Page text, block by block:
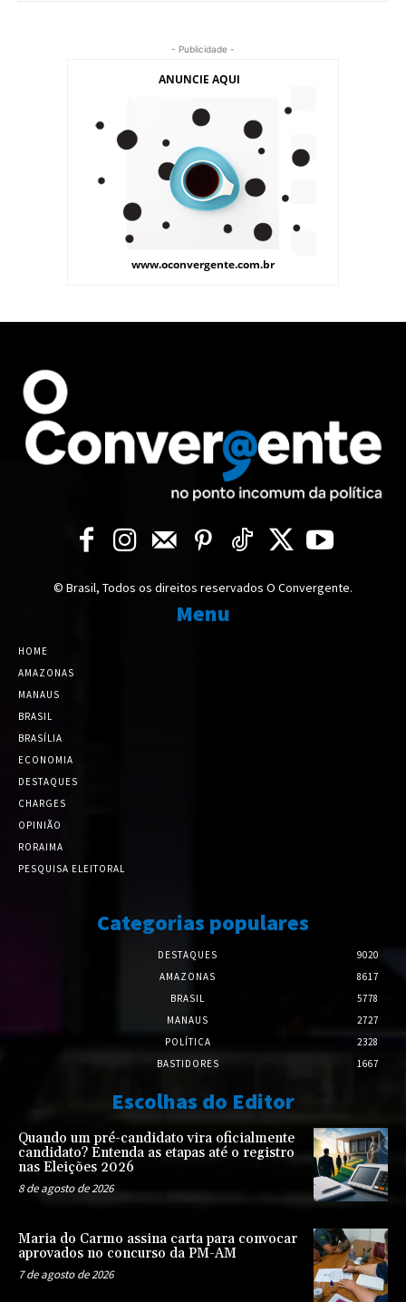
- Publicidade -
© Brasil, Todos os direitos reservados O Convergente.
Menu
HOME
AMAZONAS
MANAUS
BRASIL
BRASÍLIA
ECONOMIA
DESTAQUES
CHARGES
OPINIÃO
RORAIMA
PESQUISA ELEITORAL
Categorias populares
DESTAQUES
9020
AMAZONAS
8617
BRASIL
5778
MANAUS
2727
POLÍTICA
2328
BASTIDORES
1667
Escolhas do Editor
Quando um pré-candidato vira oficialmente
candidato? Entenda as etapas até o registro
nas Eleições 2026
8 de agosto de 2026
Maria do Carmo assina carta para convocar
aprovados no concurso da PM-AM
7 de agosto de 2026